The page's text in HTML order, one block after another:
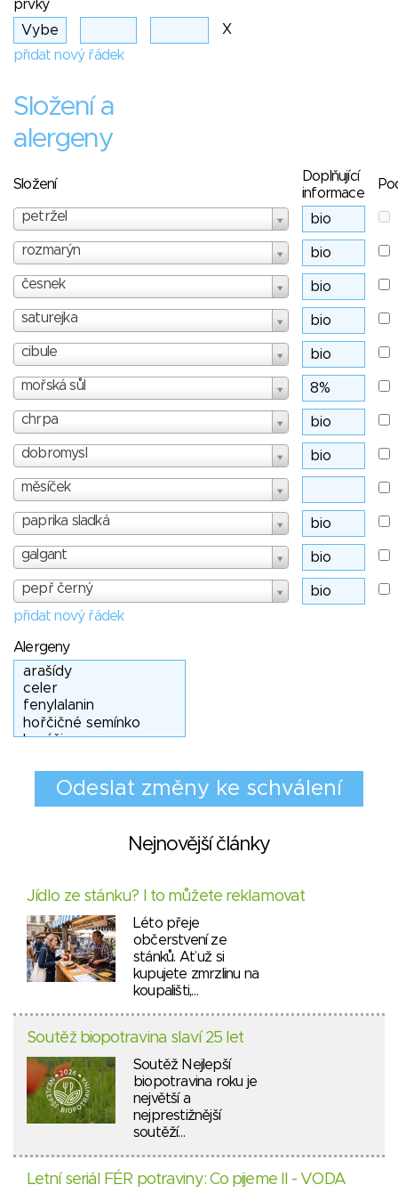
prvky
X
přidat nový řádek
Složení a
alergeny
Složení
Doplňující
informace
petržel
rozmarýn
česnek
saturejka
cibule
mořská sůl
chrpa
dobromysl
měsíček
paprika sladká
galgant
pepř černý
přidat nový řádek
Alergeny
Nejnovější články
Jídlo ze stánku? I to můžete reklamovat
Léto přeje
občerstvení ze
stánků. Ať už si
kupujete zmrzlinu na
koupališti,…
Soutěž biopotravina slaví 25 let
Soutěž Nejlepší
biopotravina roku je
největší a
nejprestižnější
soutěží…
Letní seriál FÉR potraviny: Co pijeme II - VODA